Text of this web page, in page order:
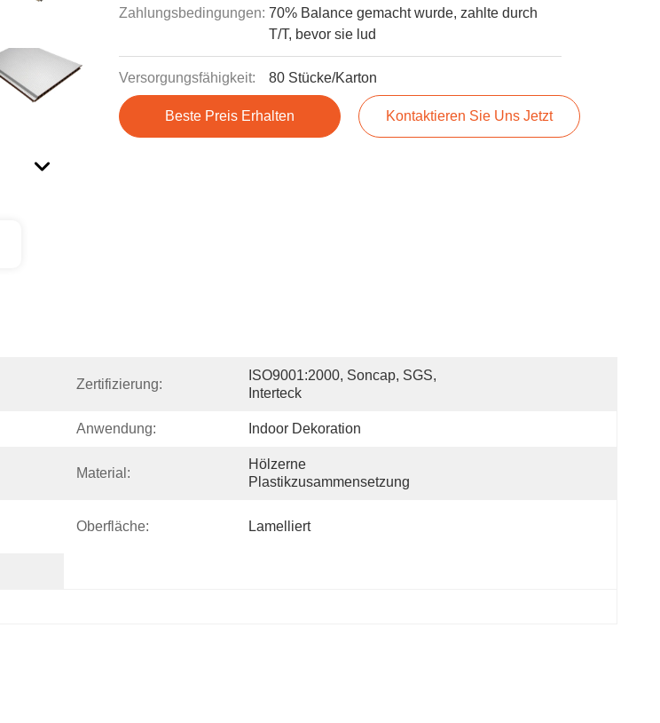
Zahlungsbedingungen: 70% Balance gemacht wurde, zahlte durch
T/T, bevor sie lud
Versorgungsfähigkeit: 80 Stücke/Karton
Beste Preis Erhalten Kontaktieren Sie Uns Jetzt
Zertifizierung:
ISO9001:2000, Soncap, SGS,
Interteck
Anwendung: Indoor Dekoration
Material:
Hölzerne
Plastikzusammensetzung
Oberfläche: Lamelliert